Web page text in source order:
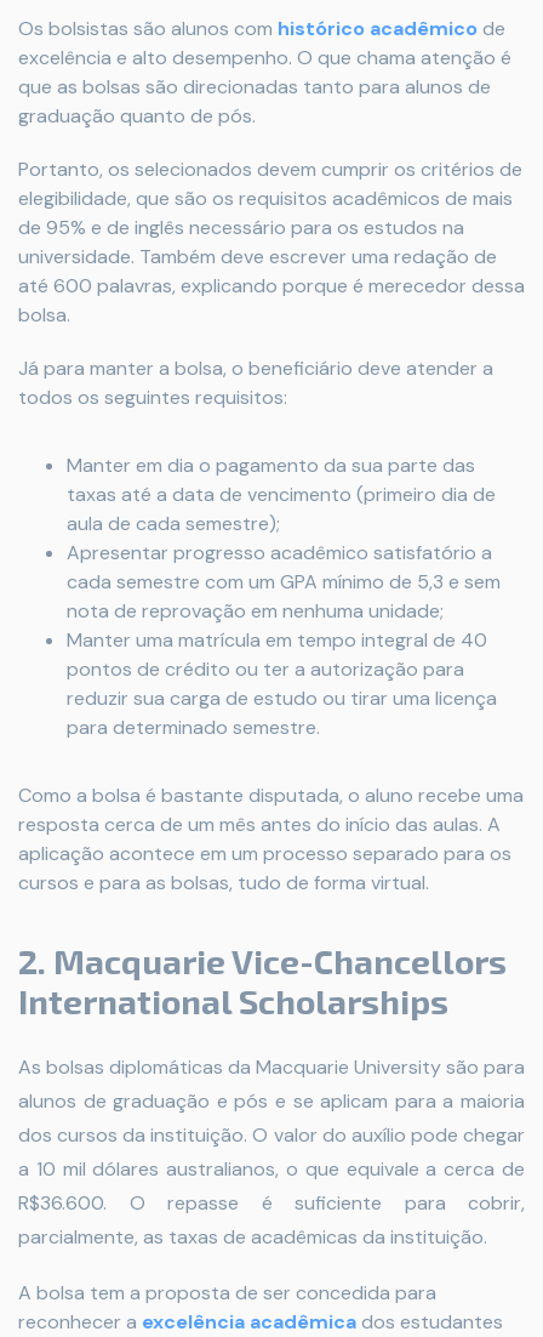
Os bolsistas são alunos com histórico acadêmico de
excelência e alto desempenho. O que chama atenção é
que as bolsas são direcionadas tanto para alunos de
graduação quanto de pós.
Portanto, os selecionados devem cumprir os critérios de
elegibilidade, que são os requisitos acadêmicos de mais
de 95% e de inglês necessário para os estudos na
universidade. Também deve escrever uma redação de
até 600 palavras, explicando porque é merecedor dessa
bolsa.
Já para manter a bolsa, o beneficiário deve atender a
todos os seguintes requisitos:
Manter em dia o pagamento da sua parte das
taxas até a data de vencimento (primeiro dia de
aula de cada semestre);
Apresentar progresso acadêmico satisfatório a
cada semestre com um GPA mínimo de 5,3 e sem
nota de reprovação em nenhuma unidade;
Manter uma matrícula em tempo integral de 40
pontos de crédito ou ter a autorização para
reduzir sua carga de estudo ou tirar uma licença
para determinado semestre.
Como a bolsa é bastante disputada, o aluno recebe uma
resposta cerca de um mês antes do início das aulas. A
aplicação acontece em um processo separado para os
cursos e para as bolsas, tudo de forma virtual.
2. Macquarie Vice-Chancellors
International Scholarships
As bolsas diplomáticas da Macquarie University são para
alunos de graduação e pós e se aplicam para a maioria
dos cursos da instituição. O valor do auxílio pode chegar
a 10 mil dólares australianos, o que equivale a cerca de
R$36.600. O repasse é suficiente para cobrir,
parcialmente, as taxas de acadêmicas da instituição.
A bolsa tem a proposta de ser concedida para
reconhecer a excelência acadêmicados estudantes